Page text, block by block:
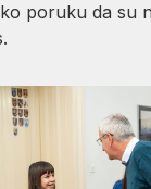
poruku da su